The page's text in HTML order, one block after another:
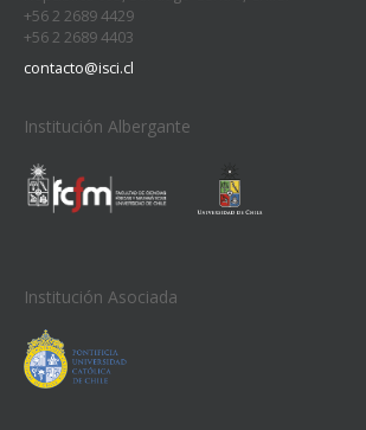
+56 2 2689 4429
+56 2 2689 4403
contacto@isci.cl
Institución Albergante
Institución Asociada